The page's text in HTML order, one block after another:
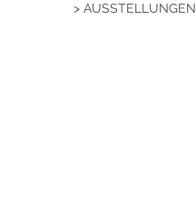
> AUSSTELLUNGEN